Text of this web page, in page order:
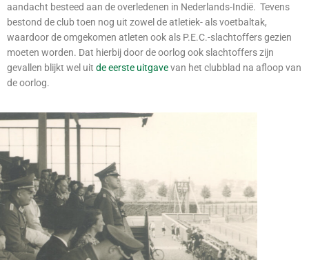
aandacht besteed aan de overledenen in Nederlands-Indië. Tevens
bestond de club toen nog uit zowel de atletiek- als voetbaltak,
waardoor de omgekomen atleten ook als P.E.C.-slachtoffers gezien
moeten worden. Dat hierbij door de oorlog ook slachtoffers zijn
gevallen blijkt wel uit de eerste uitgavevan het clubblad na afloop van
de oorlog.